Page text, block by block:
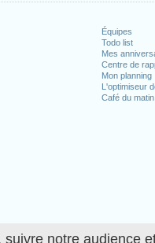
notre audience
Équipes
Todo list
Mes
Centre de
Mon planning
L'optimiseur
Café du matin